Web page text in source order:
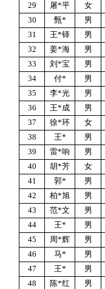
29
屠*平 女
30
甄* 男
31
王*铎 男
32
姜*海 男
33
刘*宝 男
34
付* 男
35
李*光 男
36
王*成 男
37
徐*环 女
38
王* 男
39
雷*响 男
40
胡*芳 女
41
郭* 男
42
柏*旭 男
43
范*文 男
44
王* 男
45
周*辉 男
46
马* 男
47
王* 男
48
陈*红 男